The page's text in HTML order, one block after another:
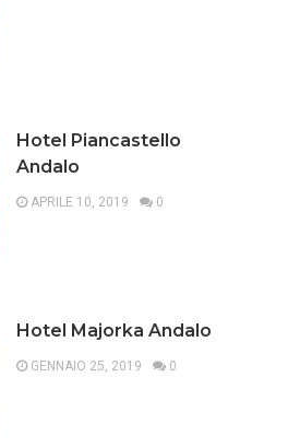
Hotel Piancastello
Andalo
APRILE 10, 2019 0
Hotel Majorka Andalo
GENNAIO 25, 2019 0